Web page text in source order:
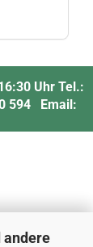
andere
Uhr Tel.:
594 Email: